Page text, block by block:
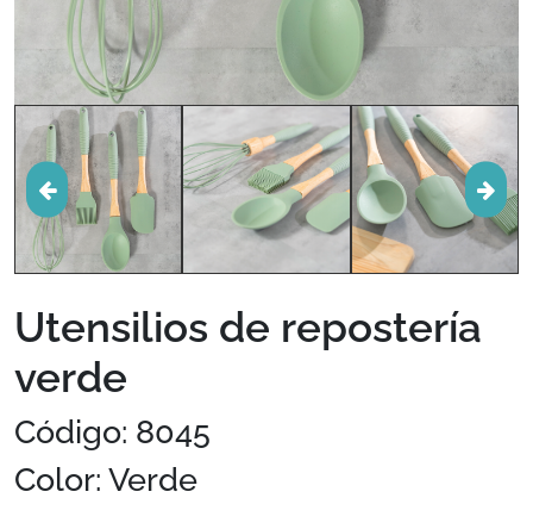
Utensilios de repostería
verde
Código: 8045
Color: Verde